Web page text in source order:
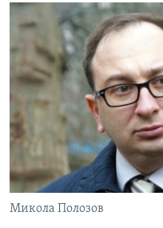
ВСЕ ЗА ДЕНЬ
СПЕЦПРОЕКТИ
ДЕПОРТАЦІЯ
ВІДЕОУРОКИ «ELIFBE»
СВІДЧЕННЯ ОКУПАЦІЇ
УКРАЇНСЬКА ПРОБЛЕМА
ІНФОГРАФІКА
ЯК ОБІЙТИ
Русский
Qırımtatar
ДОЛУЧАЙСЯ!
Микола Полозов